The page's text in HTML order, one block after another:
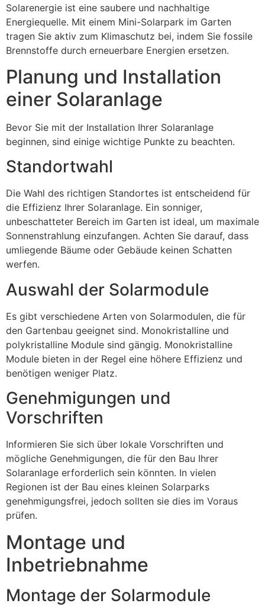
Solarenergie ist eine saubere und nachhaltige
Energiequelle. Mit einem Mini-Solarpark im Garten
tragen Sie aktiv zum Klimaschutz bei, indem Sie fossile
Brennstoffe durch erneuerbare Energien ersetzen.
Planung und Installation
einer Solaranlage
Bevor Sie mit der Installation Ihrer Solaranlage
beginnen, sind einige wichtige Punkte zu beachten.
Standortwahl
Die Wahl des richtigen Standortes ist entscheidend für
die Effizienz Ihrer Solaranlage. Ein sonniger,
unbeschatteter Bereich im Garten ist ideal, um maximale
Sonnenstrahlung einzufangen. Achten Sie darauf, dass
umliegende Bäume oder Gebäude keinen Schatten
werfen.
Auswahl der Solarmodule
Es gibt verschiedene Arten von Solarmodulen, die für
den Gartenbau geeignet sind. Monokristalline und
polykristalline Module sind gängig. Monokristalline
Module bieten in der Regel eine höhere Effizienz und
benötigen weniger Platz.
Genehmigungen und
Vorschriften
Informieren Sie sich über lokale Vorschriften und
mögliche Genehmigungen, die für den Bau Ihrer
Solaranlage erforderlich sein könnten. In vielen
Regionen ist der Bau eines kleinen Solarparks
genehmigungsfrei, jedoch sollten sie dies im Voraus
prüfen.
Montage und
Inbetriebnahme
Montage der Solarmodule